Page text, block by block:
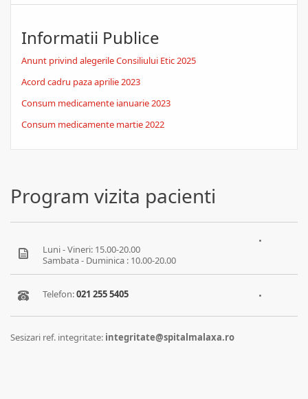
Informatii Publice
Anunt privind alegerile Consiliului Etic 2025
Acord cadru paza aprilie 2023
Consum medicamente ianuarie 2023
Consum medicamente martie 2022
Program vizita pacienti
•
Luni - Vineri: 15.00-20.00
Sambata - Duminica : 10.00-20.00
•
Telefon:021 255 5405
Sesizari ref. integritate: integritate@spitalmalaxa.ro